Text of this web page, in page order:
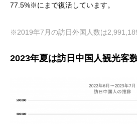
77.5%※にまで復活しています。
※2019年7月の訪日外国人数は
2023年夏は訪日中国人観光客